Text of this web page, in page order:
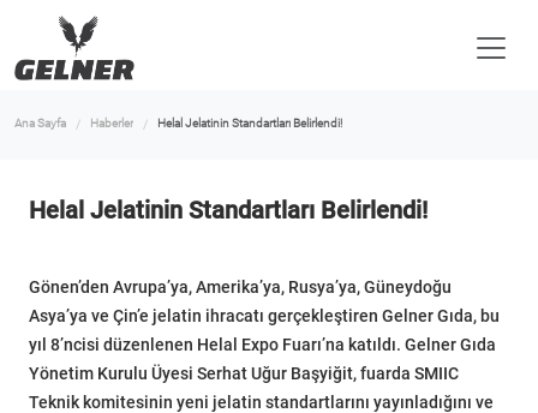
Ana Sayfa Haberler Helal Jelatinin Standartları Belirlendi!
Helal Jelatinin Standartları Belirlendi!
Gönen’den Avrupa’ya, Amerika’ya, Rusya’ya, Güneydoğu
Asya’ya ve Çin’e jelatin ihracatı gerçekleştiren Gelner Gıda, bu
yıl 8’ncisi düzenlenen Helal Expo Fuarı’na katıldı. Gelner Gıda
Yönetim Kurulu Üyesi Serhat Uğur Başyiğit, fuarda SMIIC
Teknik komitesinin yeni jelatin standartlarını yayınladığını ve